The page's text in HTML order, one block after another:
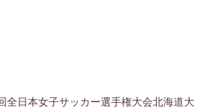
全日本女子サッカー選手権大会北海道大